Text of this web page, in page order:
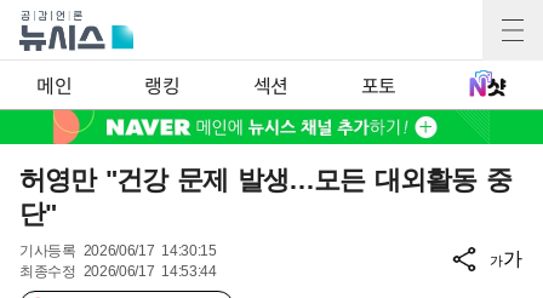
메인 랭킹 섹션 포토
허영만 "건강 문제 발생…모든 대외활동 중
단"
기사등록 2026/06/17 14:30:15
최종수정 2026/06/17 14:53:44
가가